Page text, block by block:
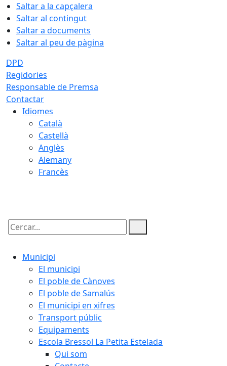
Saltar a la capçalera
Saltar al contingut
Saltar a documents
Saltar al peu de pàgina
DPD
Regidories
Responsable de Premsa
Contactar
Idiomes
Català
Castellà
Anglès
Alemany
Francès
Cercar:
Municipi
El municipi
El poble de Cànoves
El poble de Samalús
El municipi en xifres
Transport públic
Equipaments
Escola Bressol La Petita Estelada
Qui som